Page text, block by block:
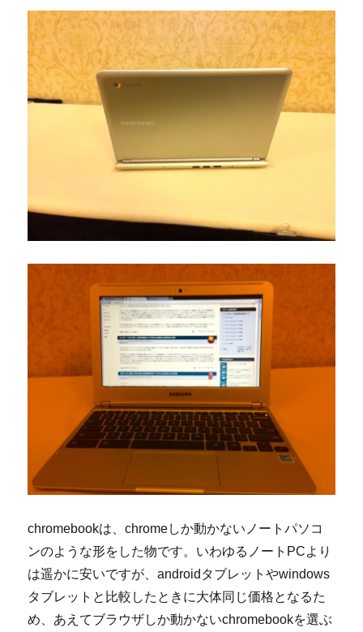
chromebookは、chromeしか動かないノートパソコ
ンのような形をした物です。いわゆるノートPCより
は遥かに安いですが、androidタブレットやwindows
タブレットと比較したときに大体同じ価格となるた
め、あえてブラウザしか動かないchromebookを選ぶ